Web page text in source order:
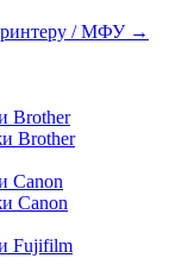
/ МФУ →
Brother
Brother
Canon
Canon
Fujifilm